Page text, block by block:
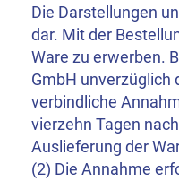
Die Darstellungen
dar. Mit der
Ware zu erwerben.
GmbH unverzüglich
verbindliche
vierzehn Tagen
Auslieferung der
(2) Die Annahme